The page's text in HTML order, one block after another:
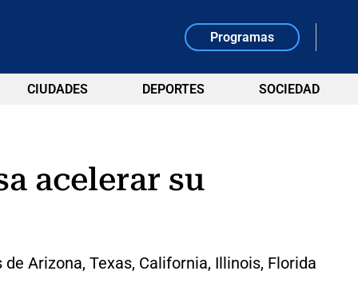
Programas
CIUDADES DEPORTES SOCIEDAD
acelerar su
Arizona, Texas, California, Illinois, Florida